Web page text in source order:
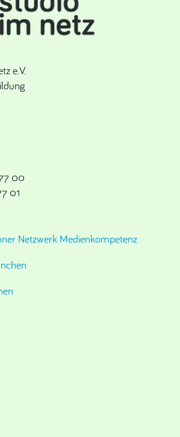
e.V.
00
01
Netzwerk Medienkompetenz